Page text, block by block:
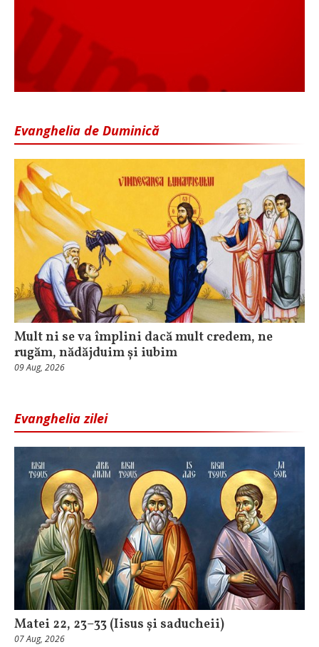
Evanghelia de Duminică
Mult ni se va împlini dacă mult credem, ne
rugăm, nădăjduim și iubim
09 Aug, 2026
Evanghelia zilei
Matei 22, 23–33 (Iisus și saducheii)
07 Aug, 2026